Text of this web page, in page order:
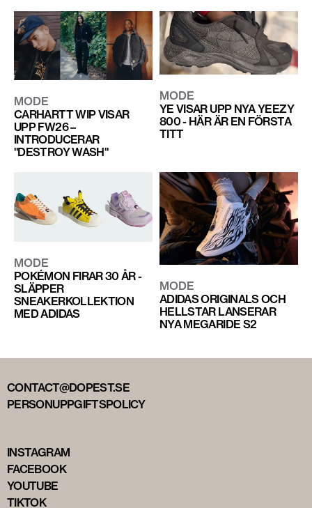
MODE
CARHARTT WIP VISAR
UPP FW26 –
INTRODUCERAR
"DESTROY WASH"
MODE
YE VISAR UPP NYA YEEZY
800 - HÄR ÄR EN FÖRSTA
TITT
MODE
POKÉMON FIRAR 30 ÅR -
SLÄPPER
SNEAKERKOLLEKTION
MED ADIDAS
MODE
ADIDAS ORIGINALS OCH
HELLSTAR LANSERAR
NYA MEGARIDE S2
CONTACT@DOPEST.SE
PERSONUPPGIFTSPOLICY
INSTAGRAM
FACEBOOK
YOUTUBE
TIKTOK